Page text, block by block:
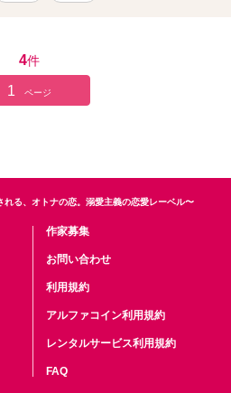
4件
1 ページ
れる、オトナの恋。溺愛主義の恋愛レーベル〜
作家募集
お問い合わせ
利用規約
アルファコイン利用規約
レンタルサービス利用規約
FAQ